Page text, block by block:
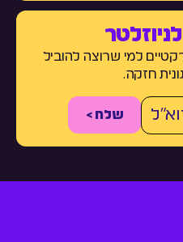
למי שרוצה להוביל
חזקה.